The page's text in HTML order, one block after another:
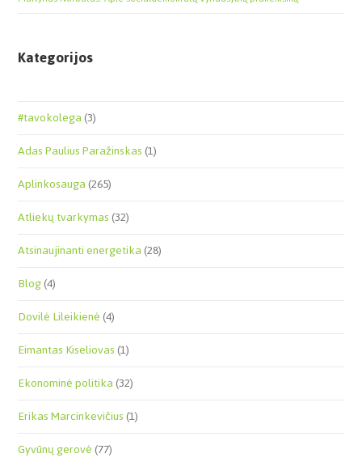
Kategorijos
#tavokolega(3)
Adas Paulius Paražinskas(1)
Aplinkosauga(265)
Atliekų tvarkymas(32)
Atsinaujinanti energetika(28)
Blog(4)
Dovilė Lileikienė(4)
Eimantas Kiseliovas(1)
Ekonominė politika(32)
Erikas Marcinkevičius(1)
Gyvūnų gerovė(77)